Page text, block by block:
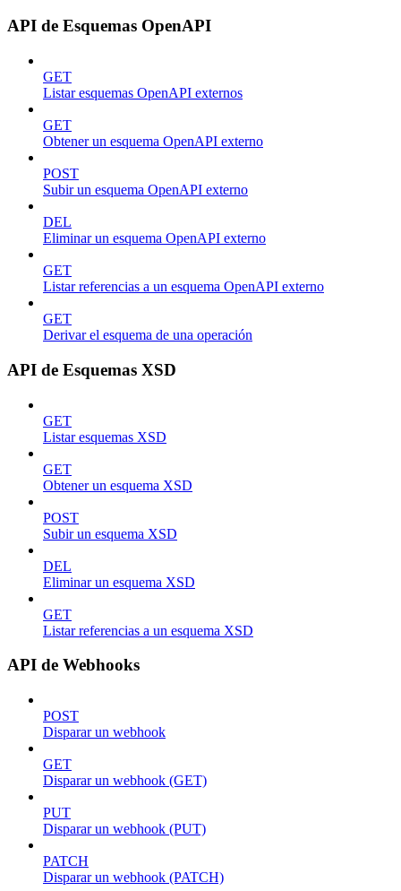
API de Esquemas OpenAPI
GET
Listar esquemas OpenAPI externos
GET
Obtener un esquema OpenAPI externo
POST
Subir un esquema OpenAPI externo
DEL
Eliminar un esquema OpenAPI externo
GET
Listar referencias a un esquema OpenAPI externo
GET
Derivar el esquema de una operación
API de Esquemas XSD
GET
Listar esquemas XSD
GET
Obtener un esquema XSD
POST
Subir un esquema XSD
DEL
Eliminar un esquema XSD
GET
Listar referencias a un esquema XSD
API de Webhooks
POST
Disparar un webhook
GET
Disparar un webhook (GET)
PUT
Disparar un webhook (PUT)
PATCH
Disparar un webhook (PATCH)